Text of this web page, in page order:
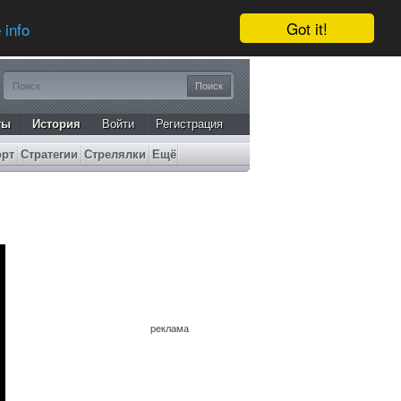
Got it!
info
История Войти Регистрация
Стратегии Стрелялки Ещё
реклама